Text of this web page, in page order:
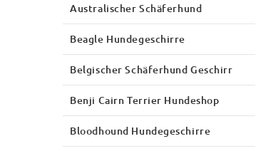
Australischer Schäferhund
Beagle Hundegeschirre
Belgischer Schäferhund Geschirr
Benji Cairn Terrier Hundeshop
Bloodhound Hundegeschirre